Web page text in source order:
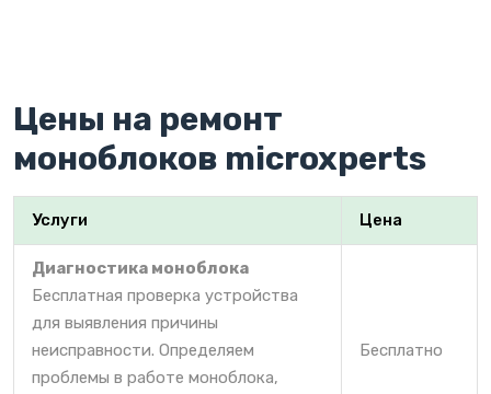
Цены на ремонт
моноблоков microxperts
Услуги Цена
Диагностика моноблока
Бесплатная проверка устройства
для выявления причины
неисправности. Определяем
проблемы в работе моноблока,
Бесплатно